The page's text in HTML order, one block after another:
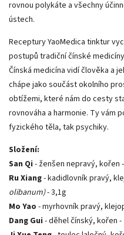
rovnou polykáte a všechny
ústech.
Receptury YaoMedica tinktur
postupů tradiční čínské
Čínská medicína vidí člověka a
chápe jako součást okolního
obtížemi, které nám do cesty
rovnováha a harmonie. Ty vám
fyzického těla, tak psychiky.
Složení:
San Qi - ženšen nepravý, kořen -
Ru Xiang- kadidlovník pravý,
olibanum)- 3,1g
Mo Yao - myrhovník pravý,
Dang Gui - děhel čínský, kořen -